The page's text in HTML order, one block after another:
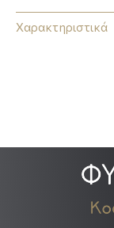
Χαρακτηριστικά